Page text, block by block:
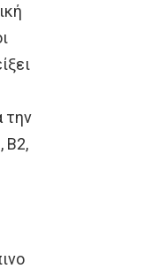
την
Β2,